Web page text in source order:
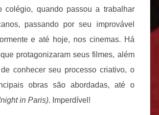
colégio, quando passou a trabalhar
passando por seu improvável
e até hoje, nos cinemas. Há
protagonizaram seus filmes, além
conhecer seu processo criativo, o
obras são abordadas, até o
in Paris). Imperdível!